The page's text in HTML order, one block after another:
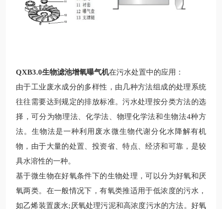
QXB3.0生物滤池增氧曝气机在污水处置中的应用：
由于工业废水成分的多样性，由几种方法组成的处理系统
往往需要达到规定的排放标准。污水处理按分类方法的选
择，可分为物理法、化学法、物理化学法和生物法4种方
法。生物法是一种利用废水微生物代谢分化水降解有机
物，由于大量的处置、投资省、特点、经济和可靠，是较
具水溶性的一种。
基于微生物在好氧条件下的生物处理，可以分为好氧和厌
氧两类。在一般情况下，有氧类推适用于低浓度的污水，
如乙烯装置废水; 厌氧处理污泥和高浓度污水的方法。好氧